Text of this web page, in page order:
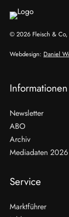
© 2026 Fleisch & Co,
Webdesign: Daniel
Informationen
Newsletter
ABO
Archiv
Mediadaten 2026
Service
Marktführer